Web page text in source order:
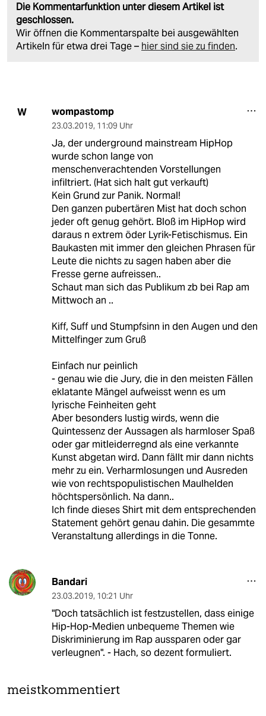
Die Kommentarfunktion unter diesem Artikel ist
geschlossen.
Wir öffnen die Kommentarspalte bei ausgewählten
Artikeln für etwa drei Tage – hier sind sie zu finden.
W wompastomp
23.03.2019, 11:09 Uhr
Ja, der underground mainstream HipHop
wurde schon lange von
menschenverachtenden Vorstellungen
infiltriert. (Hat sich halt gut verkauft)
Kein Grund zur Panik. Normal!
Den ganzen pubertären Mist hat doch schon
jeder oft genug gehört. Bloß im HipHop wird
daraus n extrem öder Lyrik-Fetischismus. Ein
Baukasten mit immer den gleichen Phrasen für
Leute die nichts zu sagen haben aber die
Fresse gerne aufreissen..
Schaut man sich das Publikum zb bei Rap am
Mittwoch an ..
Kiff, Suff und Stumpfsinn in den Augen und den
Mittelfinger zum Gruß
Einfach nur peinlich
- genau wie die Jury, die in den meisten Fällen
eklatante Mängel aufweisst wenn es um
lyrische Feinheiten geht
Aber besonders lustig wirds, wenn die
Quintessenz der Aussagen als harmloser Spaß
oder gar mitleiderregnd als eine verkannte
Kunst abgetan wird. Dann fällt mir dann nichts
mehr zu ein. Verharmlosungen und Ausreden
wie von rechtspopulistischen Maulhelden
höchtspersönlich. Na dann..
Ich finde dieses Shirt mit dem entsprechenden
Statement gehört genau dahin. Die gesammte
Veranstaltung allerdings in die Tonne.
Bandari
23.03.2019, 10:21 Uhr
"Doch tatsächlich ist festzustellen, dass einige
Hip-Hop-Medien unbequeme Themen wie
Diskriminierung im Rap aussparen oder gar
verleugnen". - Hach, so dezent formuliert.
meistkommentiert